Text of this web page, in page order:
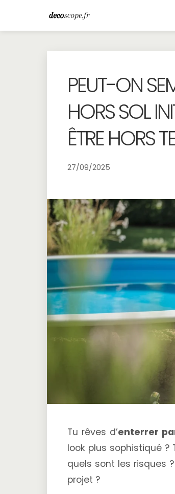
PEUT-ON
HORS SOL
ÊTRE HORS
27/09/2025
Tu rêves d’enterrer
look plus sophistiqué
quels sont les risques
projet ?